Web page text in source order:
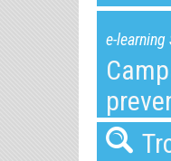
e-learning